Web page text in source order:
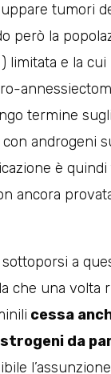
tumori
però la
limitata e la cui
termine
androgeni
è
ancora
a
che una volta
cessa
da